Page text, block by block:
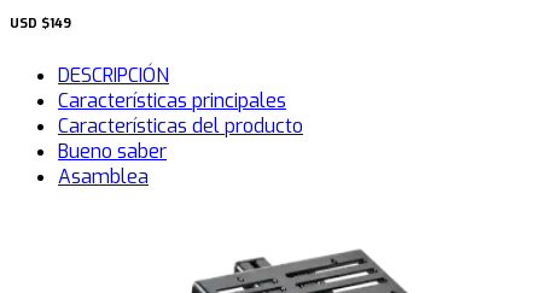
USD $149
DESCRIPCIÓN
Características principales
Características del producto
Bueno saber
Asamblea